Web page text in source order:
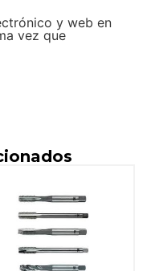
y web en
vez que